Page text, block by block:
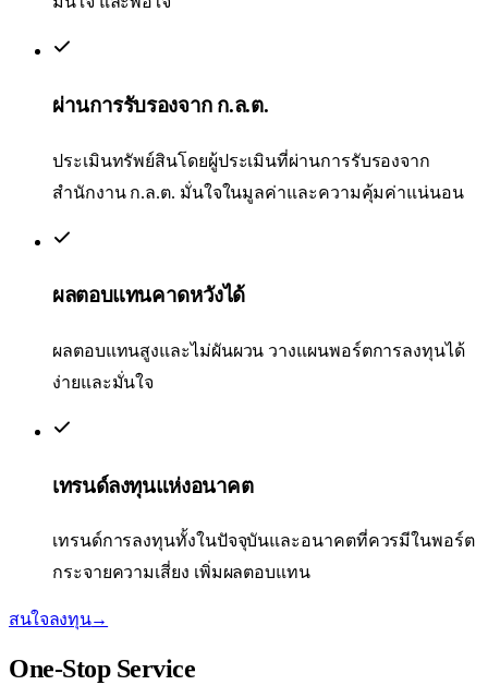
ผ่านการรับรองจาก ก.ล.ต.
ประเมินทรัพย์สินโดยผู้ประเมินที่ผ่านการรับรองจาก
สำนักงาน ก.ล.ต. มั่นใจในมูลค่าและความคุ้มค่าแน่นอน
ผลตอบแทนคาดหวังได้
ผลตอบแทนสูงและไม่ผันผวน วางแผนพอร์ตการลงทุนได้
ง่ายและมั่นใจ
เทรนด์ลงทุนแห่งอนาคต
เทรนด์การลงทุนทั้งในปัจจุบันและอนาคตที่ควรมีในพอร์ต
กระจายความเสี่ยง เพิ่มผลตอบแทน
สนใจลงทุน→
One-Stop Service